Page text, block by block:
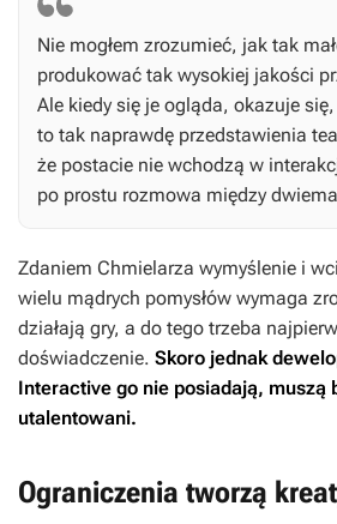
Nie mogłem zrozumieć, jak tak
produkować tak wysokiej jakości
Ale kiedy się je ogląda, okazuje
to tak naprawdę przedstawienia
że postacie nie wchodzą w
po prostu rozmowa między
Zdaniem Chmielarza wymyślenie i
wielu mądrych pomysłów wymaga
działają gry, a do tego trzeba
doświadczenie. Skoro jednak
Interactive go nie posiadają, muszą
utalentowani.
Ograniczenia tworzą